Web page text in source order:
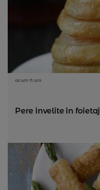
acum 11 ani
Pere invelite in foietaj